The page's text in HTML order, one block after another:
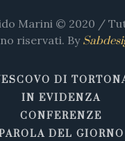
Marini © 2020 /
riservati. By
DI
IN EVIDENZA
CONFERENZE
DEL GIORNO